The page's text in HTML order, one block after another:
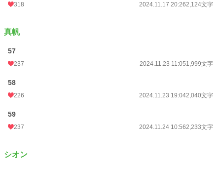
318 2024.11.17 20:262,124文字
真帆
57
237 2024.11.23 11:051,999文字
58
226 2024.11.23 19:042,040文字
59
237 2024.11.24 10:562,233文字
シオン